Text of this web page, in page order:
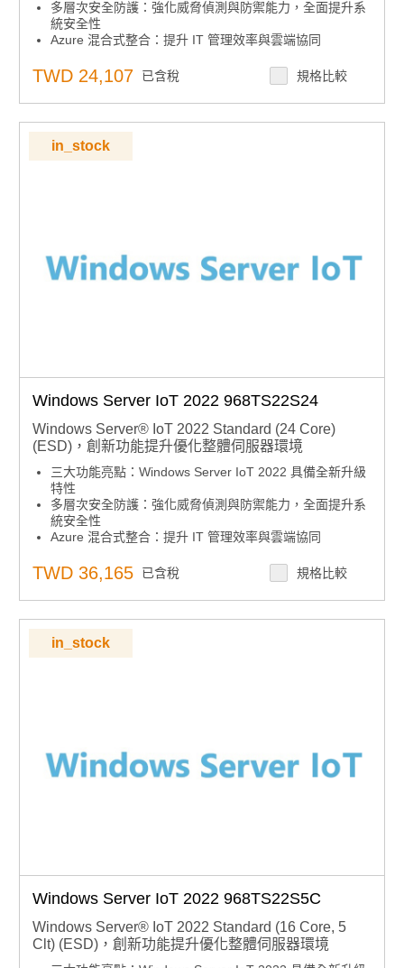
多層次安全防護：強化威脅偵測與防禦能力，全面提升系
統安全性
Azure 混合式整合：提升 IT 管理效率與雲端協同
啟動更快、效能更佳
下單須知：嵌入式授權產品下單後不可取消、退貨或退
款，下單前請確認型號正確
TWD 24,107 已含稅 規格比較
in_stock
Windows Server IoT 2022 968TS22S24
Windows Server® IoT 2022 Standard (24 Core)
(ESD)，創新功能提升優化整體伺服器環境
三大功能亮點：Windows Server IoT 2022 具備全新升級
特性
多層次安全防護：強化威脅偵測與防禦能力，全面提升系
統安全性
Azure 混合式整合：提升 IT 管理效率與雲端協同
啟動更快、效能更佳
下單須知：嵌入式授權產品下單後不可取消、退貨或退
款，下單前請確認型號正確
TWD 36,165 已含稅 規格比較
in_stock
Windows Server IoT 2022 968TS22S5C
Windows Server® IoT 2022 Standard (16 Core, 5
Clt) (ESD)，創新功能提升優化整體伺服器環境